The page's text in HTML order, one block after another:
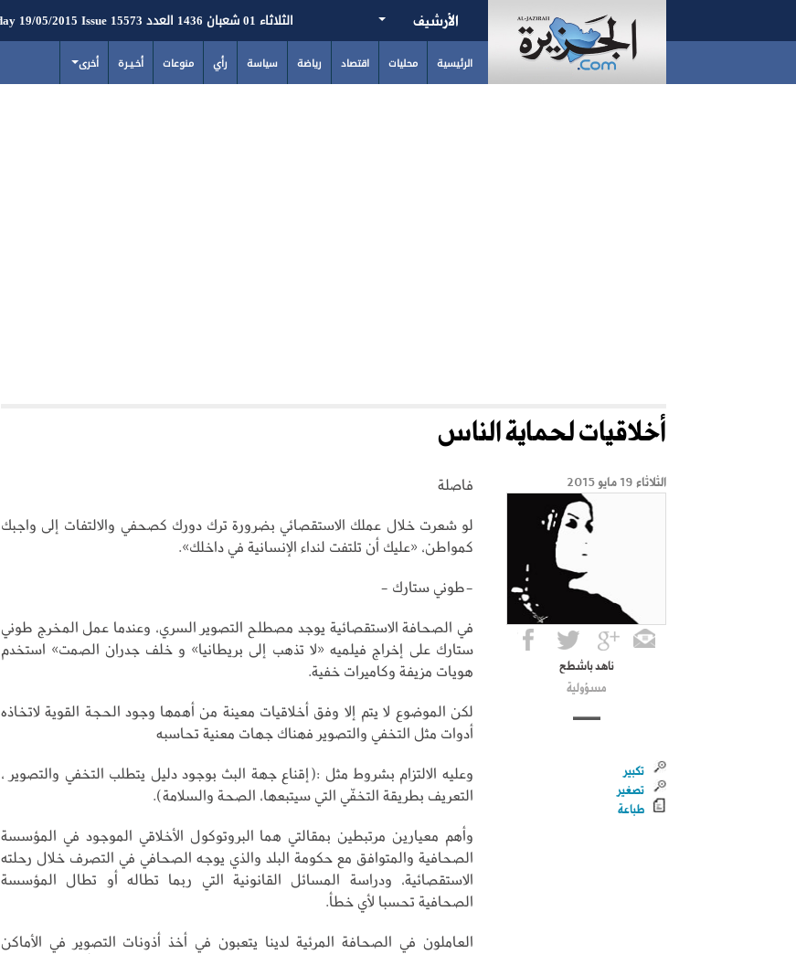
الثلاثاء 01 شعبان 1436 العدد 15573 Tuesday 19/05/2015 Issue الأرشيف
أخرى أخـيـرة منوعات رأي سياسة رياضة اقتصاد محليات الرئيسية
أخلاقيات لحماية الناس
الثلاثاء 19 مايو 2015
ناهد باشطح
مسؤولية
تكبير
تصغير
طباعة
فاصلة
لو شعرت خلال عملك الاستقصائي بضرورة ترك دورك كصحفي والالتفات إلى واجبك
كمواطن، «عليك أن تلتفت لنداء الإنسانية في داخلك».
-طوني ستارك -
في الصحافة الاستقصائية يوجد مصطلح التصوير السري، وعندما عمل المخرج طوني
ستارك على إخراج فيلميه «لا تذهب إلى بريطانيا» و خلف جدران الصمت» استخدم
هويات مزيفة وكاميرات خفية.
لكن الموضوع لا يتم إلا وفق أخلاقيات معينة من أهمها وجود الحجة القوية لاتخاذه
أدوات مثل التخفي والتصوير فهناك جهات معنية تحاسبه
وعليه الالتزام بشروط مثل :(إقناع جهة البث بوجود دليل يتطلب التخفي والتصوير ،
التعريف بطريقة التخفّي التي سيتبعها، الصحة والسلامة).
وأهم معيارين مرتبطين بمقالتي هما البروتوكول الأخلاقي الموجود في المؤسسة
الصحافية والمتوافق مع حكومة البلد والذي يوجه الصحافي في التصرف خلال رحلته
الاستقصائية، ودراسة المسائل القانونية التي ربما تطاله أو تطال المؤسسة
الصحافية تحسبا لأي خطأ.
العاملون في الصحافة المرئية لدينا يتعبون في أخذ أذونات التصوير في الأماكن